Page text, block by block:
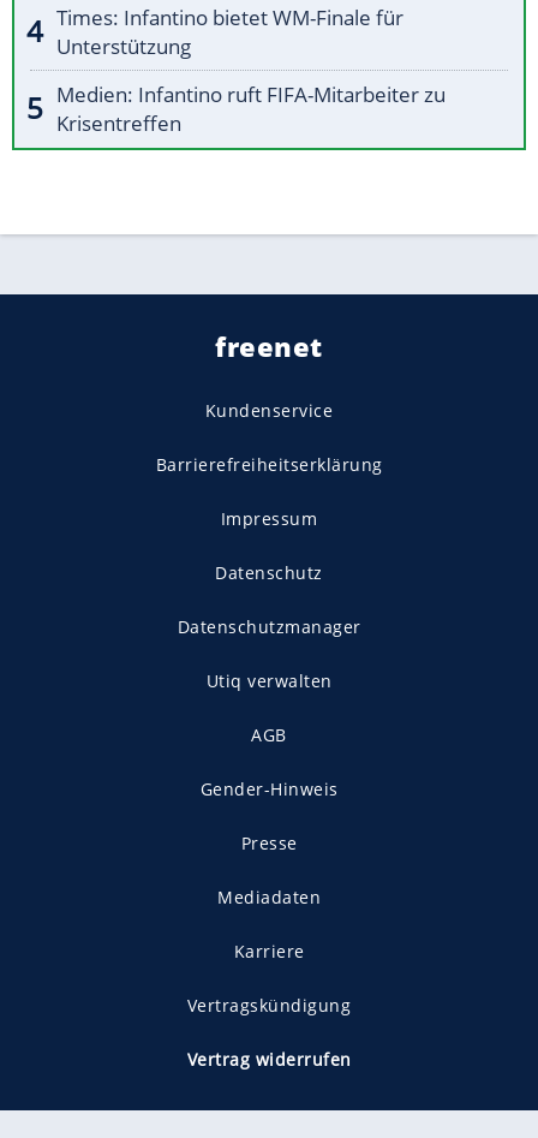
Times: Infantino bietet WM-Finale für
Unterstützung
Medien: Infantino ruft FIFA-Mitarbeiter zu
Krisentreffen
freenet
Kundenservice
Barrierefreiheitserklärung
Impressum
Datenschutz
Datenschutzmanager
Utiq verwalten
AGB
Gender-Hinweis
Presse
Mediadaten
Karriere
Vertragskündigung
Vertrag widerrufen